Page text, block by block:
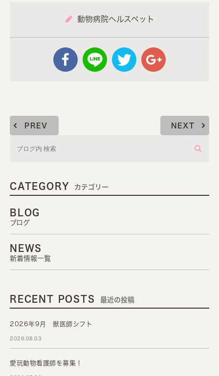
動物病院ヘルスペット
PREV NEXT
CATEGORY カテゴリー
BLOG
ブログ
NEWS
新着情報一覧
RECENT POSTS 最近の投稿
2026年9月 獣医師シフト
2026.08.03
愛玩動物看護師を募集！